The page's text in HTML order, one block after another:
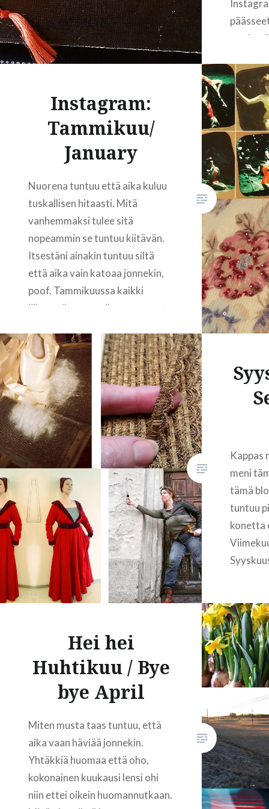
vain
joten
päivä
sitten.
Instagram:
Tammikuu/
January
Nuorena tuntuu että aika kuluu
tuskallisen hitaasti. Mitä
vanhemmaksi tulee sitä
nopeammin se tuntuu kiitävän.
Itsestäni ainakin tuntuu siltä
että aika vain katoaa jonnekin,
poof. Tammikuussa kaikki
liikenevä vapaa-aika on mennyt
tyhjentämiseen. Isommat ja
painavammat kalusteet
muuttivat uuteen paikkaan jo
joulukuussa, mutta kaiken muun
tilpehöörin siirtäminen on
mennytkin sitten pidemmän
kaavan mukaan. Ikävä…
READ MORE
Kappas
meni
tämä
tuntuu
konetta
taas
vapaat
tuonne
huono
Hei hei
Huhtikuu / Bye
bye April
Miten musta taas tuntuu, että
aika vaan häviää jonnekin.
Yhtäkkiä huomaa että oho,
kokonainen kuukausi lensi ohi
niin ettei oikein huomannutkaan.